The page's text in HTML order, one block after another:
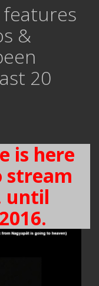
features
&
20
is here
stream
until